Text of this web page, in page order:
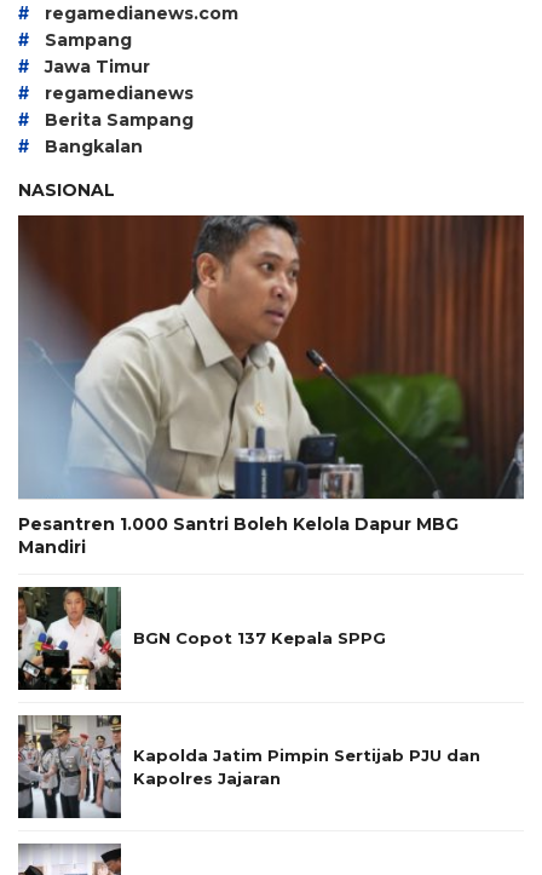
# regamedianews.com
# Sampang
# Jawa Timur
# regamedianews
# Berita Sampang
#
Bangkalan
NASIONAL
Pesantren 1.000 Santri Boleh Kelola Dapur MBG
Mandiri
BGN Copot 137 Kepala SPPG
Kapolda Jatim Pimpin Sertijab PJU dan
Kapolres Jajaran